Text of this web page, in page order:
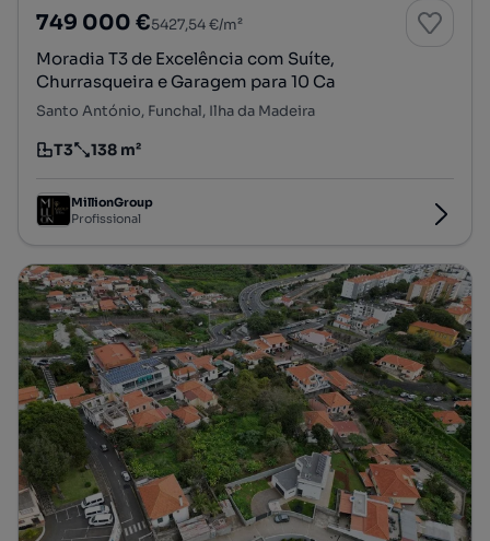
749 000 €5427,54 €/m²
Moradia T3 de Excelência com Suíte,
Churrasqueira e Garagem para 10 Ca
Santo António, Funchal, Ilha da Madeira
Tipologia
T3
Preço por metro quadrado
138 m²
MillionGroup
Profissional